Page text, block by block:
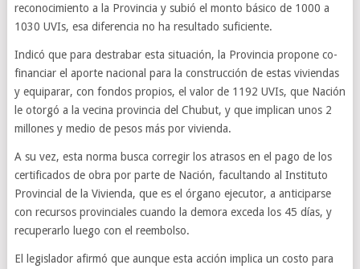
reconocimiento a la Provincia y subió el monto básico de 1000 a
1030 UVIs, esa diferencia no ha resultado suficiente.
Indicó que para destrabar esta situación, la Provincia propone co-
financiar el aporte nacional para la construcción de estas viviendas
y equiparar, con fondos propios, el valor de 1192 UVIs, que Nación
le otorgó a la vecina provincia del Chubut, y que implican unos 2
millones y medio de pesos más por vivienda.
A su vez, esta norma busca corregir los atrasos en el pago de los
certificados de obra por parte de Nación, facultando al Instituto
Provincial de la Vivienda, que es el órgano ejecutor, a anticiparse
con recursos provinciales cuando la demora exceda los 45 días, y
recuperarlo luego con el reembolso.
El legislador afirmó que aunque esta acción implica un costo para